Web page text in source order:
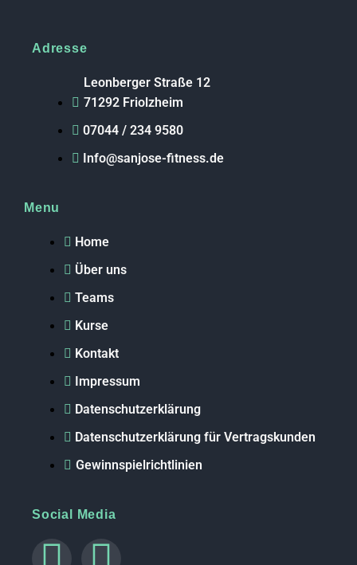
Adresse
Leonberger Straße 12
71292 Friolzheim
07044 / 234 9580
Info@sanjose-fitness.de
Menu
Home
Über uns
Teams
Kurse
Kontakt
Impressum
Datenschutzerklärung
Datenschutzerklärung für Vertragskunden
Gewinnspielrichtlinien
Social Media